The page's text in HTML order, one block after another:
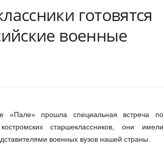
готовятся
военные
«Пале» прошла специальная встреча по
старшеклассников, они имели
военных вузов нашей страны.